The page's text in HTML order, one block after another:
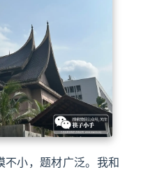
不小，题材广泛。我和